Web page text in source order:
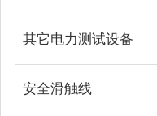
其它电力测试设备
安全滑触线